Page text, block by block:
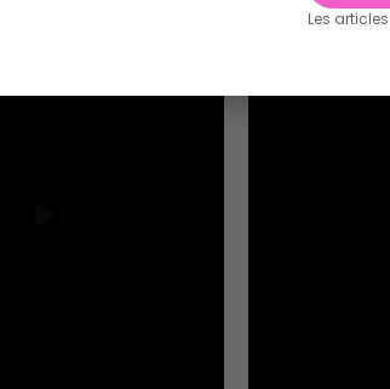
Les